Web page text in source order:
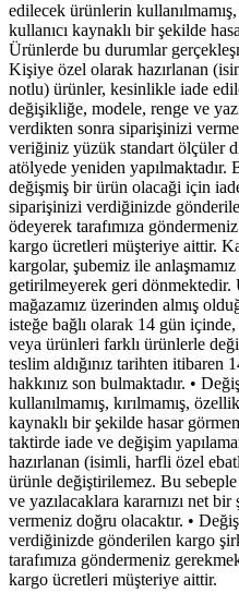
edilecek ürünlerin kullanılmamış,
kullanıcı kaynaklı bir şekilde
Ürünlerde bu durumlar
Kişiye özel olarak hazırlanan
notlu) ürünler, kesinlikle iade
değişikliğe, modele, renge ve
verdikten sonra siparişinizi
veriğiniz yüzük standart ölçüler
atölyede yeniden yapılmaktadır.
değişmiş bir ürün olacaği için
siparişinizi verdiğinizde
ödeyerek tarafımıza
kargo ücretleri müşteriye aittir.
kargolar, şubemiz ile
getirilmeyerek geri
mağazamız üzerinden almış
isteğe bağlı olarak 14 gün
veya ürünleri farklı ürünlerle
teslim aldığınız tarihten itibaren
hakkınız son bulmaktadır. •
kullanılmamış, kırılmamış,
kaynaklı bir şekilde hasar
taktirde iade ve değişim
hazırlanan (isimli, harfli özel
ürünle değiştirilemez. Bu
ve yazılacaklara kararnızı net
vermeniz doğru olacaktır. •
verdiğinizde gönderilen kargo
tarafımıza göndermeniz
kargo ücretleri müşteriye aittir.